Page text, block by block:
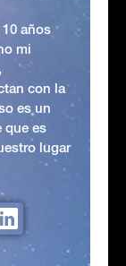
años
mi
con la
es un
que es
lugar